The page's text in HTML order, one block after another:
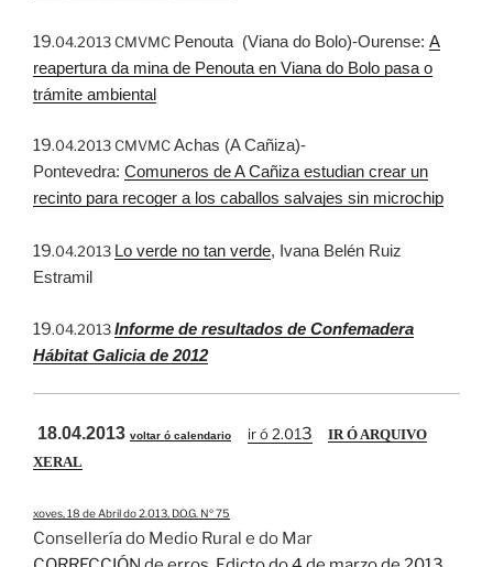
19.04.2013 CMVMC Penouta (Viana do Bolo)-Ourense: A
reapertura da mina de Penouta en Viana do Bolo pasa o
trámite ambiental
19.04.2013 CMVMCAchas (A Cañiza)-
Pontevedra: Comuneros de A Cañiza estudian crear un
recinto para recoger a los caballos salvajes sin microchip
19.04.2013 Lo verde no tan verde, Ivana Belén Ruiz
Estramil
19.04.2013Informe de resultados de Confemadera
Hábitat Galicia de 2012
18.04.2013 voltar ó calendario ir ó 2.013
IR Ó ARQUIVO
XERAL
xoves, 18 de Abril do 2.013, D.O.G. Nº 75
Consellería do Medio Rural e do Mar